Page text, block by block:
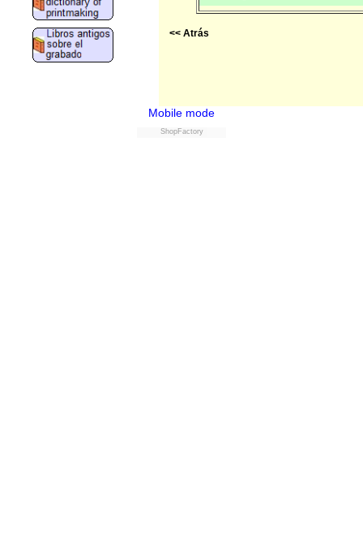
<< Atrás
Mobile mode
ShopFactory